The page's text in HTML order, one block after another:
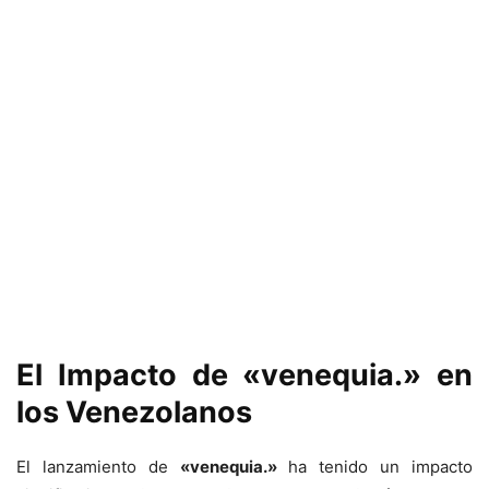
El Impacto de «venequia.» en
los Venezolanos
El lanzamiento de «venequia.»ha tenido un impacto